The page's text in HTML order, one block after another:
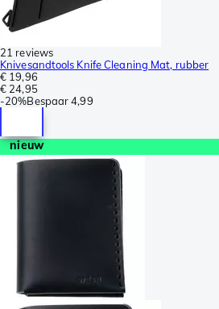
21 reviews
Knivesandtools Knife Cleaning Mat, rubber
€ 19,96
€ 24,95
-20%Bespaar 4,99
nieuw